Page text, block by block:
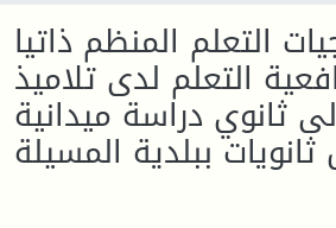
التعلم المنظم ذاتيا
التعلم لدى تلاميذ
ثانوي دراسة ميدانية
ببلدية المسيلة